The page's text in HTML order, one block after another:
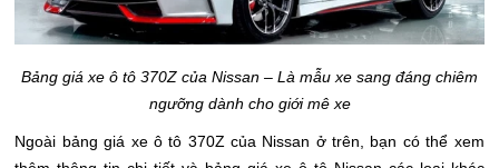
Bảng giá xe ô tô 370Z của Nissan – Là mẫu xe sang đáng chiêm
ngưỡng dành cho giới mê xe
Ngoài bảng giá xe ô tô 370Z của Nissan ở trên, bạn có thể xem